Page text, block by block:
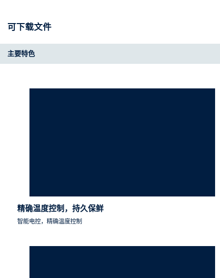
可下载文件
主要特色
精确温度控制，持久保鲜
智能电控，精确温度控制